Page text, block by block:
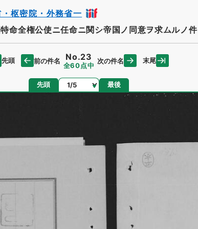
枢密院・外務省一
命全権公使ニ任命ニ関シ帝国ノ同意ヲ求ムルノ件
先頭 前の件名 No.23
全60点中
次の件名 末尾
先頭 ページ 最後